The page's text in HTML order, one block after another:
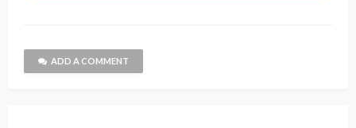
ADD A COMMENT